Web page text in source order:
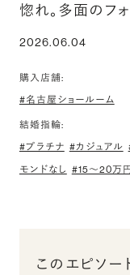
惚れ。多面のフ
2026.06.04
購入店舗:
#名古屋ショールーム
結婚指輪:
#プラチナ #カジュアル
モンドなし #15〜20万
このエピソー